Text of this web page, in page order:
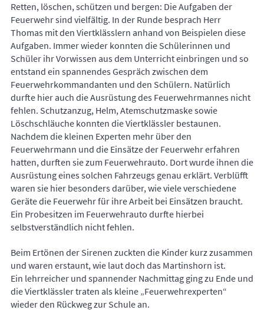
Retten, löschen, schützen und bergen: Die Aufgaben der
Feuerwehr sind vielfältig. In der Runde besprach Herr
Thomas mit den Viertklässlern anhand von Beispielen diese
Aufgaben. Immer wieder konnten die Schülerinnen und
Schüler ihr Vorwissen aus dem Unterricht einbringen und so
entstand ein spannendes Gespräch zwischen dem
Feuerwehrkommandanten und den Schülern. Natürlich
durfte hier auch die Ausrüstung des Feuerwehrmannes nicht
fehlen. Schutzanzug, Helm, Atemschutzmaske sowie
Löschschläuche konnten die Viertklässler bestaunen.
Nachdem die kleinen Experten mehr über den
Feuerwehrmann und die Einsätze der Feuerwehr erfahren
hatten, durften sie zum Feuerwehrauto. Dort wurde ihnen die
Ausrüstung eines solchen Fahrzeugs genau erklärt. Verblüfft
waren sie hier besonders darüber, wie viele verschiedene
Geräte die Feuerwehr für ihre Arbeit bei Einsätzen braucht.
Ein Probesitzen im Feuerwehrauto durfte hierbei
selbstverständlich nicht fehlen.
Beim Ertönen der Sirenen zuckten die Kinder kurz zusammen
und waren erstaunt, wie laut doch das Martinshorn ist.
Ein lehrreicher und spannender Nachmittag ging zu Ende und
die Viertklässler traten als kleine „Feuerwehrexperten“
wieder den Rückweg zur Schule an.